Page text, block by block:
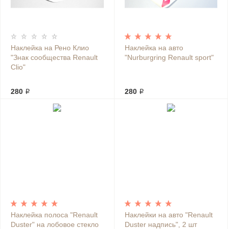
Наклейка на Рено Клио
"Знак сообщества Renault
Clio"
280 ₽
Наклейка на авто
"Nurburgring Renault sport"
280 ₽
Наклейка полоса "Renault
Duster" на лобовое стекло
Наклейки на авто "Renault
Duster надпись", 2 шт